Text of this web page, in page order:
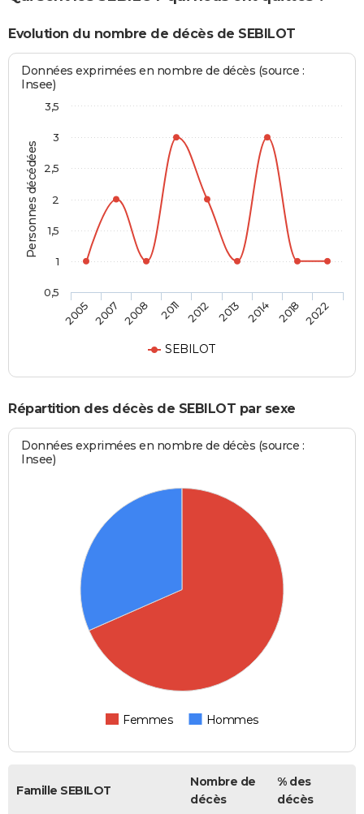
Evolution du nombre de décès de SEBILOT
Personnes décédées
Données exprimées en nombre de décès (source :
Insee)
SEBILOT
2005 2007 2008 2011 2012 2013 2014 2018 2022
0,5
1
1,5
2
2,5
3
3,5
Répartition des décès de SEBILOT par sexe
Données exprimées en nombre de décès (source :
Insee)
Femmes Hommes
Famille SEBILOT
Nombre de
décès
% des
décès